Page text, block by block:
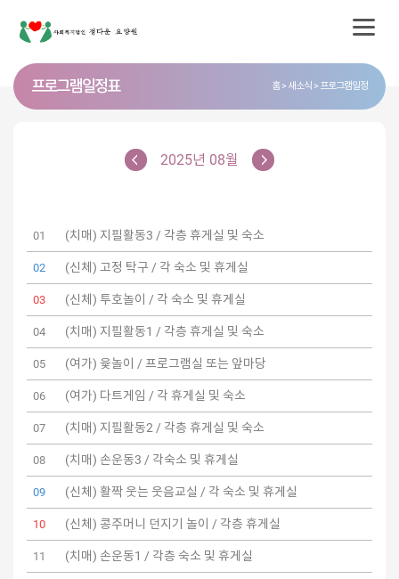
프로그램 일정표 홈 새소식 프로그램일정
2025년 08월
01 (치매) 지필활동3 / 각층 휴게실 및 숙소
02 (신체) 고정 탁구 / 각 숙소 및 휴게실
03 (신체) 투호놀이 / 각 숙소 및 휴게실
04 (치매) 지필활동1 / 각층 휴게실 및 숙소
05 (여가) 윷놀이 / 프로그램실 또는 앞마당
06 (여가) 다트게임 / 각 휴게실 및 숙소
07 (치매) 지필활동2 / 각층 휴게실 및 숙소
08 (치매) 손운동3 / 각숙소 및 휴게실
09 (신체) 활짝 웃는 웃음교실 / 각 숙소 및 휴게실
10 (신체) 콩주머니 던지기 놀이 / 각층 휴게실
11 (치매) 손운동1 / 각층 숙소 및 휴게실